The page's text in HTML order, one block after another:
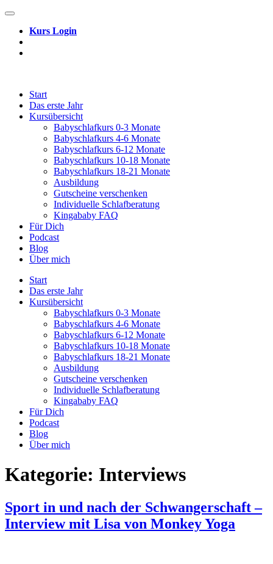
Zum
springenKurs Login
Start
Das erste Jahr
Kursübersicht
Babyschlafkurs 0-3 Monate
Babyschlafkurs 4-6 Monate
Babyschlafkurs 6-12 Monate
Babyschlafkurs 10-18 Monate
Babyschlafkurs 18-21 Monate
Ausbildung
Gutscheine verschenken
Individuelle Schlafberatung
Kingababy FAQ
Für Dich
Podcast
Blog
Über mich
Start
Das erste Jahr
Kursübersicht
Babyschlafkurs 0-3 Monate
Babyschlafkurs 4-6 Monate
Babyschlafkurs 6-12 Monate
Babyschlafkurs 10-18 Monate
Babyschlafkurs 18-21 Monate
Ausbildung
Gutscheine verschenken
Individuelle Schlafberatung
Kingababy FAQ
Für Dich
Podcast
Blog
Über mich
Kategorie: Interviews
Sport in und nach der Schwangerschaft –
Interview mit Lisa von Monkey Yoga